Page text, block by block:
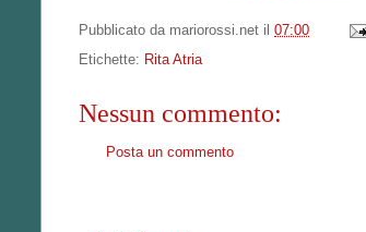
Pubblicato da mariorossi.net il 07:00
Etichette: Rita Atria
Nessun commento:
Posta un commento